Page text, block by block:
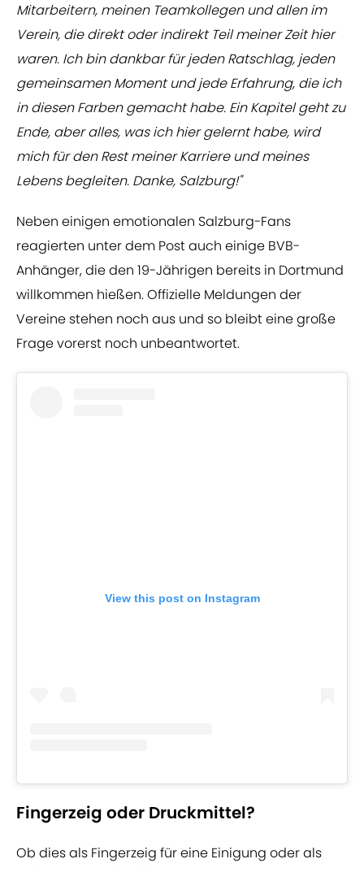
Mitarbeitern, meinen Teamkollegen und allen im
Verein, die direkt oder indirekt Teil meiner Zeit hier
waren. Ich bin dankbar für jeden Ratschlag, jeden
gemeinsamen Moment und jede Erfahrung, die ich
in diesen Farben gemacht habe. Ein Kapitel geht zu
Ende, aber alles, was ich hier gelernt habe, wird
mich für den Rest meiner Karriere und meines
Lebens begleiten. Danke, Salzburg!"
Neben einigen emotionalen Salzburg-Fans
reagierten unter dem Post auch einige BVB-
Anhänger, die den 19-Jährigen bereits in Dortmund
willkommen hießen. Offizielle Meldungen der
Vereine stehen noch aus und so bleibt eine große
Frage vorerst noch unbeantwortet.
View this post on Instagram
Fingerzeig oder Druckmittel?
Ob dies als Fingerzeig für eine Einigung oder als